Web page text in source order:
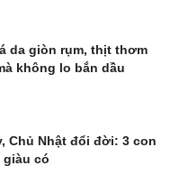
da giòn rụm, thịt thơm
không lo bắn dầu
Chủ Nhật đổi đời: 3 con
giàu có